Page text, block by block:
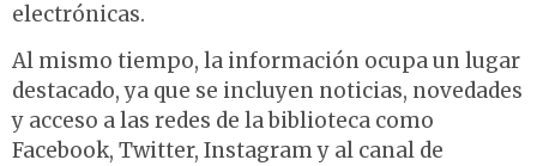
electrónicas.
Al mismo tiempo, la información ocupa un lugar
destacado, ya que se incluyen noticias, novedades
y acceso a las redes de la biblioteca como
Facebook, Twitter, Instagram y al canal de